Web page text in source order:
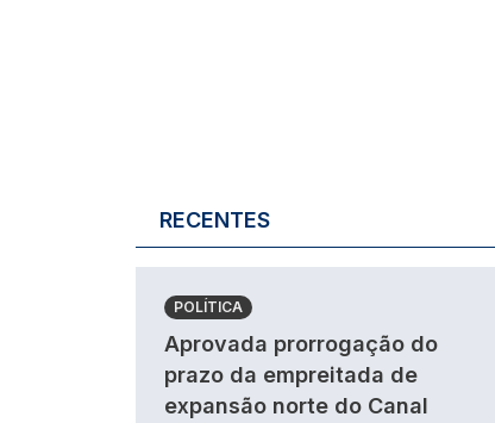
RECENTES
POLÍTICA
Aprovada prorrogação do
prazo da empreitada de
expansão norte do Canal